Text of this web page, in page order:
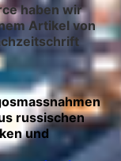
haben wir
Artikel von
russischen
und